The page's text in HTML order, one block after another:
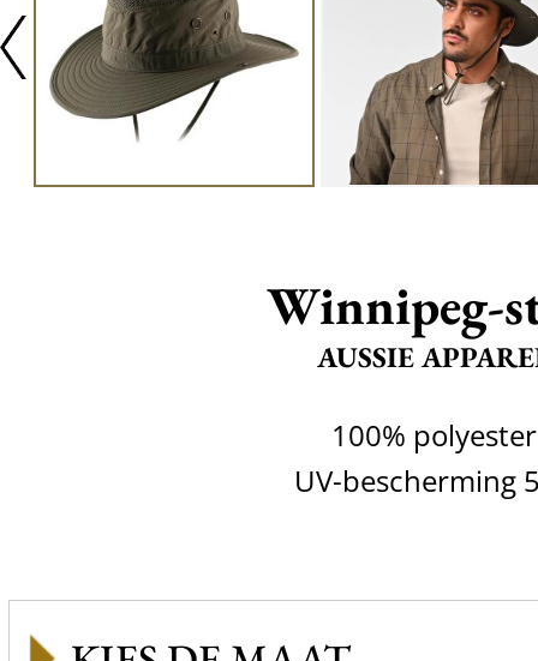
Winnipeg-
AUSSIE
100% polyester
UV-bescherming